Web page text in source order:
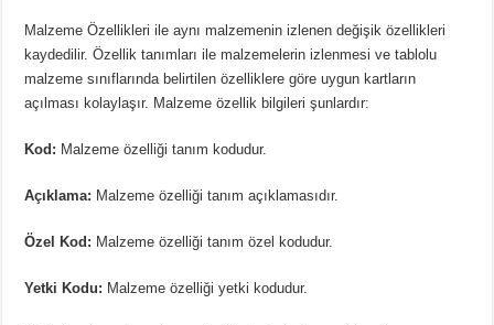
Malzeme Özellikleri ile aynı malzemenin izlenen değişik özellikleri
kaydedilir. Özellik tanımları ile malzemelerin izlenmesi ve tablolu
malzeme sınıflarında belirtilen özelliklere göre uygun kartların
açılması kolaylaşır. Malzeme özellik bilgileri şunlardır:
Kod: Malzeme özelliği tanım kodudur.
Açıklama: Malzeme özelliği tanım açıklamasıdır.
Özel Kod: Malzeme özelliği tanım özel kodudur.
Yetki Kodu: Malzeme özelliği yetki kodudur.